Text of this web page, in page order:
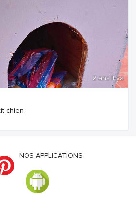
2 ans Il ya
chien
NOS APPLICATIONS